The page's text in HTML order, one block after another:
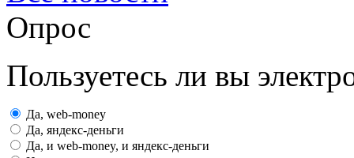
Опрос
Пользуетесь ли вы
Да, web-money
Да, яндекс-деньги
Да, и web-money, и яндекс-деньги